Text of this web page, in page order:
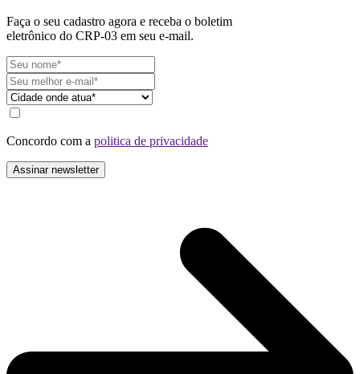
Faça o seu cadastro agora e receba o boletim
eletrônico do CRP-03 em seu e-mail.
Concordo com a politica de privacidade